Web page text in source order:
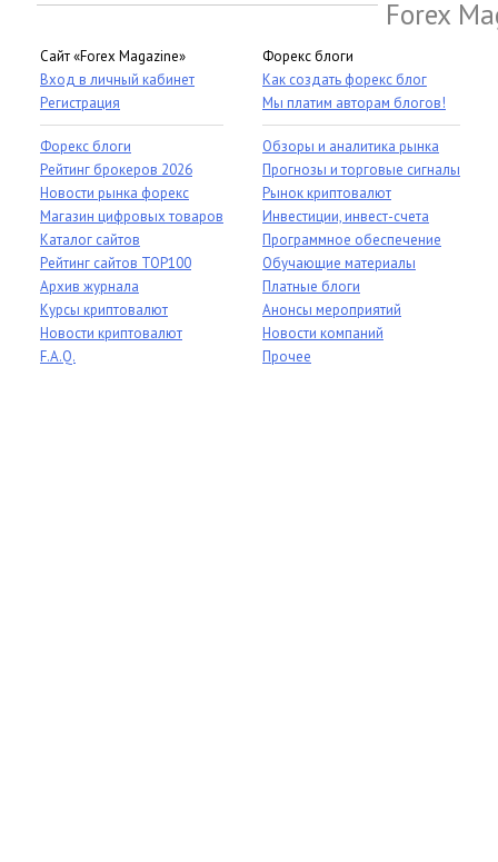
Forex
Сайт «Forex Magazine»
Вход в личный кабинет
Регистрация
Форекс блоги
Рейтинг брокеров 2026
Новости рынка форекс
Магазин цифровых товаров
Каталог сайтов
Рейтинг сайтов TOP100
Архив журнала
Курсы криптовалют
Новости криптовалют
F.A.Q.
Форекс блоги
Как создать форекс блог
Мы платим авторам блогов!
Обзоры и аналитика рынка
Прогнозы и торговые сигналы
Рынок криптовалют
Инвестиции, инвест-счета
Программное обеспечение
Обучающие материалы
Платные блоги
Анонсы мероприятий
Новости компаний
Прочее